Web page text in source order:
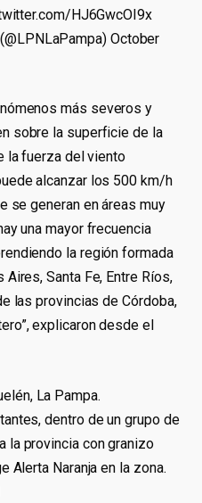
HJ6GwcOI9x
October
más severos y
sobre la superficie de la
la fuerza del viento
alcanzar los 500 km/h
se generan en áreas muy
una mayor frecuencia
la región formada
Santa Fe, Entre Ríos,
las provincias de Córdoba,
explicaron desde el
La Pampa.
dentro de un grupo de
la provincia con granizo
Alerta Naranja en la zona.